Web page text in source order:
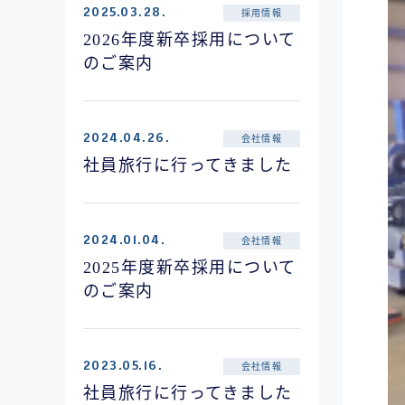
2025.03.28. 採用情報
2026年度新卒採用について
のご案内
2024.04.26. 会社情報
社員旅行に行ってきました
2024.01.04. 会社情報
2025年度新卒採用について
のご案内
2023.05.16. 会社情報
社員旅行に行ってきました